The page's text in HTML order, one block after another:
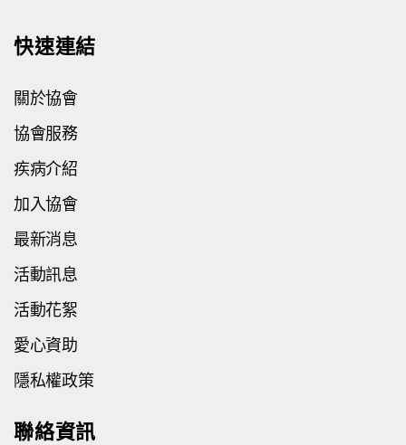
快速連結
關於協會
協會服務
疾病介紹
加入協會
最新消息
活動訊息
活動花絮
愛心資助
隱私權政策
聯絡資訊